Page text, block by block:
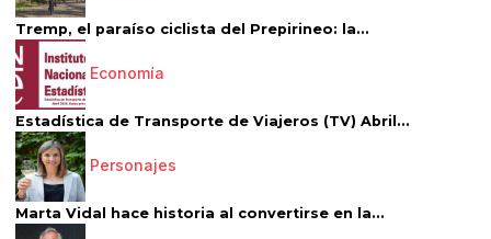
Tremp, el paraíso ciclista del Prepirineo: la...
Economía
Estadística de Transporte de Viajeros (TV) Abril...
Personajes
Marta Vidal hace historia al convertirse en la...